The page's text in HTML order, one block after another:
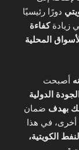
دورًا رئيسيًا
زيادةكفاءة
المحلية
أصبحت
الدولية
بهدف ضمان
في هذا
الكويتية،